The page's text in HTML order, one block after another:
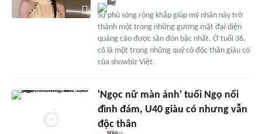
Sự phủ sóng rộng khắp giúp mỹ nhân này trở
thành một trong những gương mặt đại diện
quảng cáo được săn đón bậc nhất. Ở tuổi 36,
cô là một trong những quý cô độc thân giàu có
của showbiz Việt.
'Ngọc nữ màn ảnh' tuổi Ngọ nổi
đình đám, U40 giàu có nhưng vẫn
độc thân